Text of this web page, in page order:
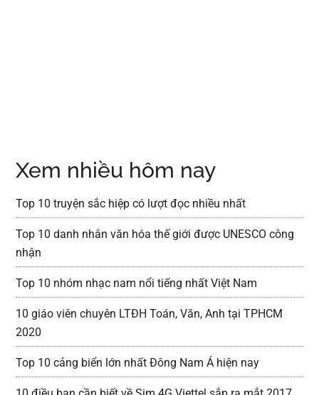
Xem nhiều hôm nay
Top 10 truyện sắc hiệp có lượt đọc nhiều nhất
Top 10 danh nhân văn hóa thế giới được UNESCO công
nhận
Top 10 nhóm nhạc nam nổi tiếng nhất Việt Nam
10 giáo viên chuyên LTĐH Toán, Văn, Anh tại TPHCM
2020
Top 10 cảng biển lớn nhất Đông Nam Á hiện nay